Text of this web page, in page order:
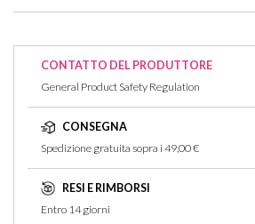
Non ci sono recensioni per questo articolo
CONTATTO DEL PRODUTTORE
General Product Safety Regulation
CONSEGNA
Spedizione gratuita sopra i 49,00 €
RESI E RIMBORSI
Entro 14 giorni